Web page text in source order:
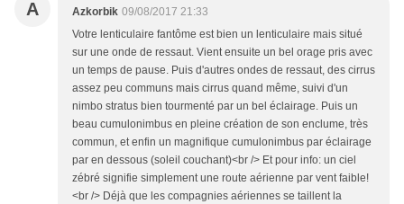
A Azkorbik 09/08/2017 21:33
Votre lenticulaire fantôme est bien un lenticulaire mais situé
sur une onde de ressaut. Vient ensuite un bel orage pris avec
un temps de pause. Puis d'autres ondes de ressaut, des cirrus
assez peu communs mais cirrus quand même, suivi d'un
nimbo stratus bien tourmenté par un bel éclairage. Puis un
beau cumulonimbus en pleine création de son enclume, très
commun, et enfin un magnifique cumulonimbus par éclairage
par en dessous (soleil couchant)<br /> Et pour info: un ciel
zébré signifie simplement une route aérienne par vent faible!
<br /> Déjà que les compagnies aériennes se taillent la